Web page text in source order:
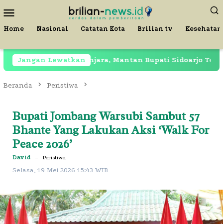
ke
kontenMobile
Home Nasional Catatan Kota Brilian tv Kesehatan
Jangan Lewatkan
Masih Dipenjara, Mantan Bupati Sidoarjo Terekam
Beranda Peristiwa
Bupati Jombang Warsubi Sambut 57
Bhante Yang Lakukan Aksi ‘Walk For
Peace 2026’
David – Peristiwa
Selasa, 19 Mei 2026 15:43 WIB